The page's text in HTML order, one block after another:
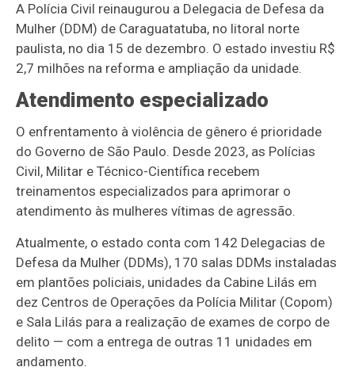
A Polícia Civil reinaugurou a Delegacia de Defesa da
Mulher (DDM) de Caraguatatuba, no litoral norte
paulista, no dia 15 de dezembro. O estado investiu R$
2,7 milhões na reforma e ampliação da unidade.
Atendimento especializado
O enfrentamento à violência de gênero é prioridade
do Governo de São Paulo. Desde 2023, as Polícias
Civil, Militar e Técnico-Científica recebem
treinamentos especializados para aprimorar o
atendimento às mulheres vítimas de agressão.
Atualmente, o estado conta com 142 Delegacias de
Defesa da Mulher (DDMs), 170 salas DDMs instaladas
em plantões policiais, unidades da Cabine Lilás em
dez Centros de Operações da Polícia Militar (Copom)
e Sala Lilás para a realização de exames de corpo de
delito — com a entrega de outras 11 unidades em
andamento.